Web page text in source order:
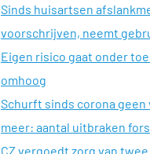
Sinds huisartsen
voorschrijven, neemt
Eigen risico gaat onder
omhoog
Schurft sinds corona
meer: aantal uitbraken
CZ vergoedt zorg van